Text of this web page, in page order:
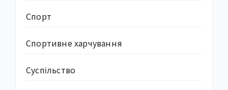
Спорт
Спортивне харчування
Суcпільство